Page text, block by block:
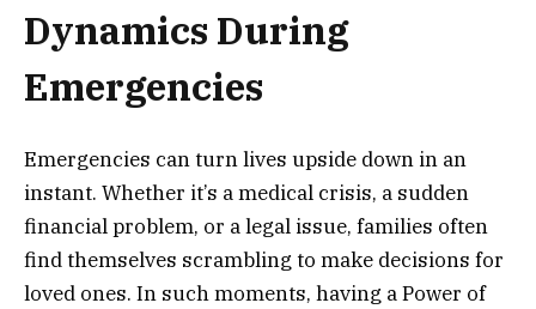
Dynamics During
Emergencies
Emergencies can turn lives upside down in an
instant. Whether it’s a medical crisis, a sudden
financial problem, or a legal issue, families often
find themselves scrambling to make decisions for
loved ones. In such moments, having a Power of